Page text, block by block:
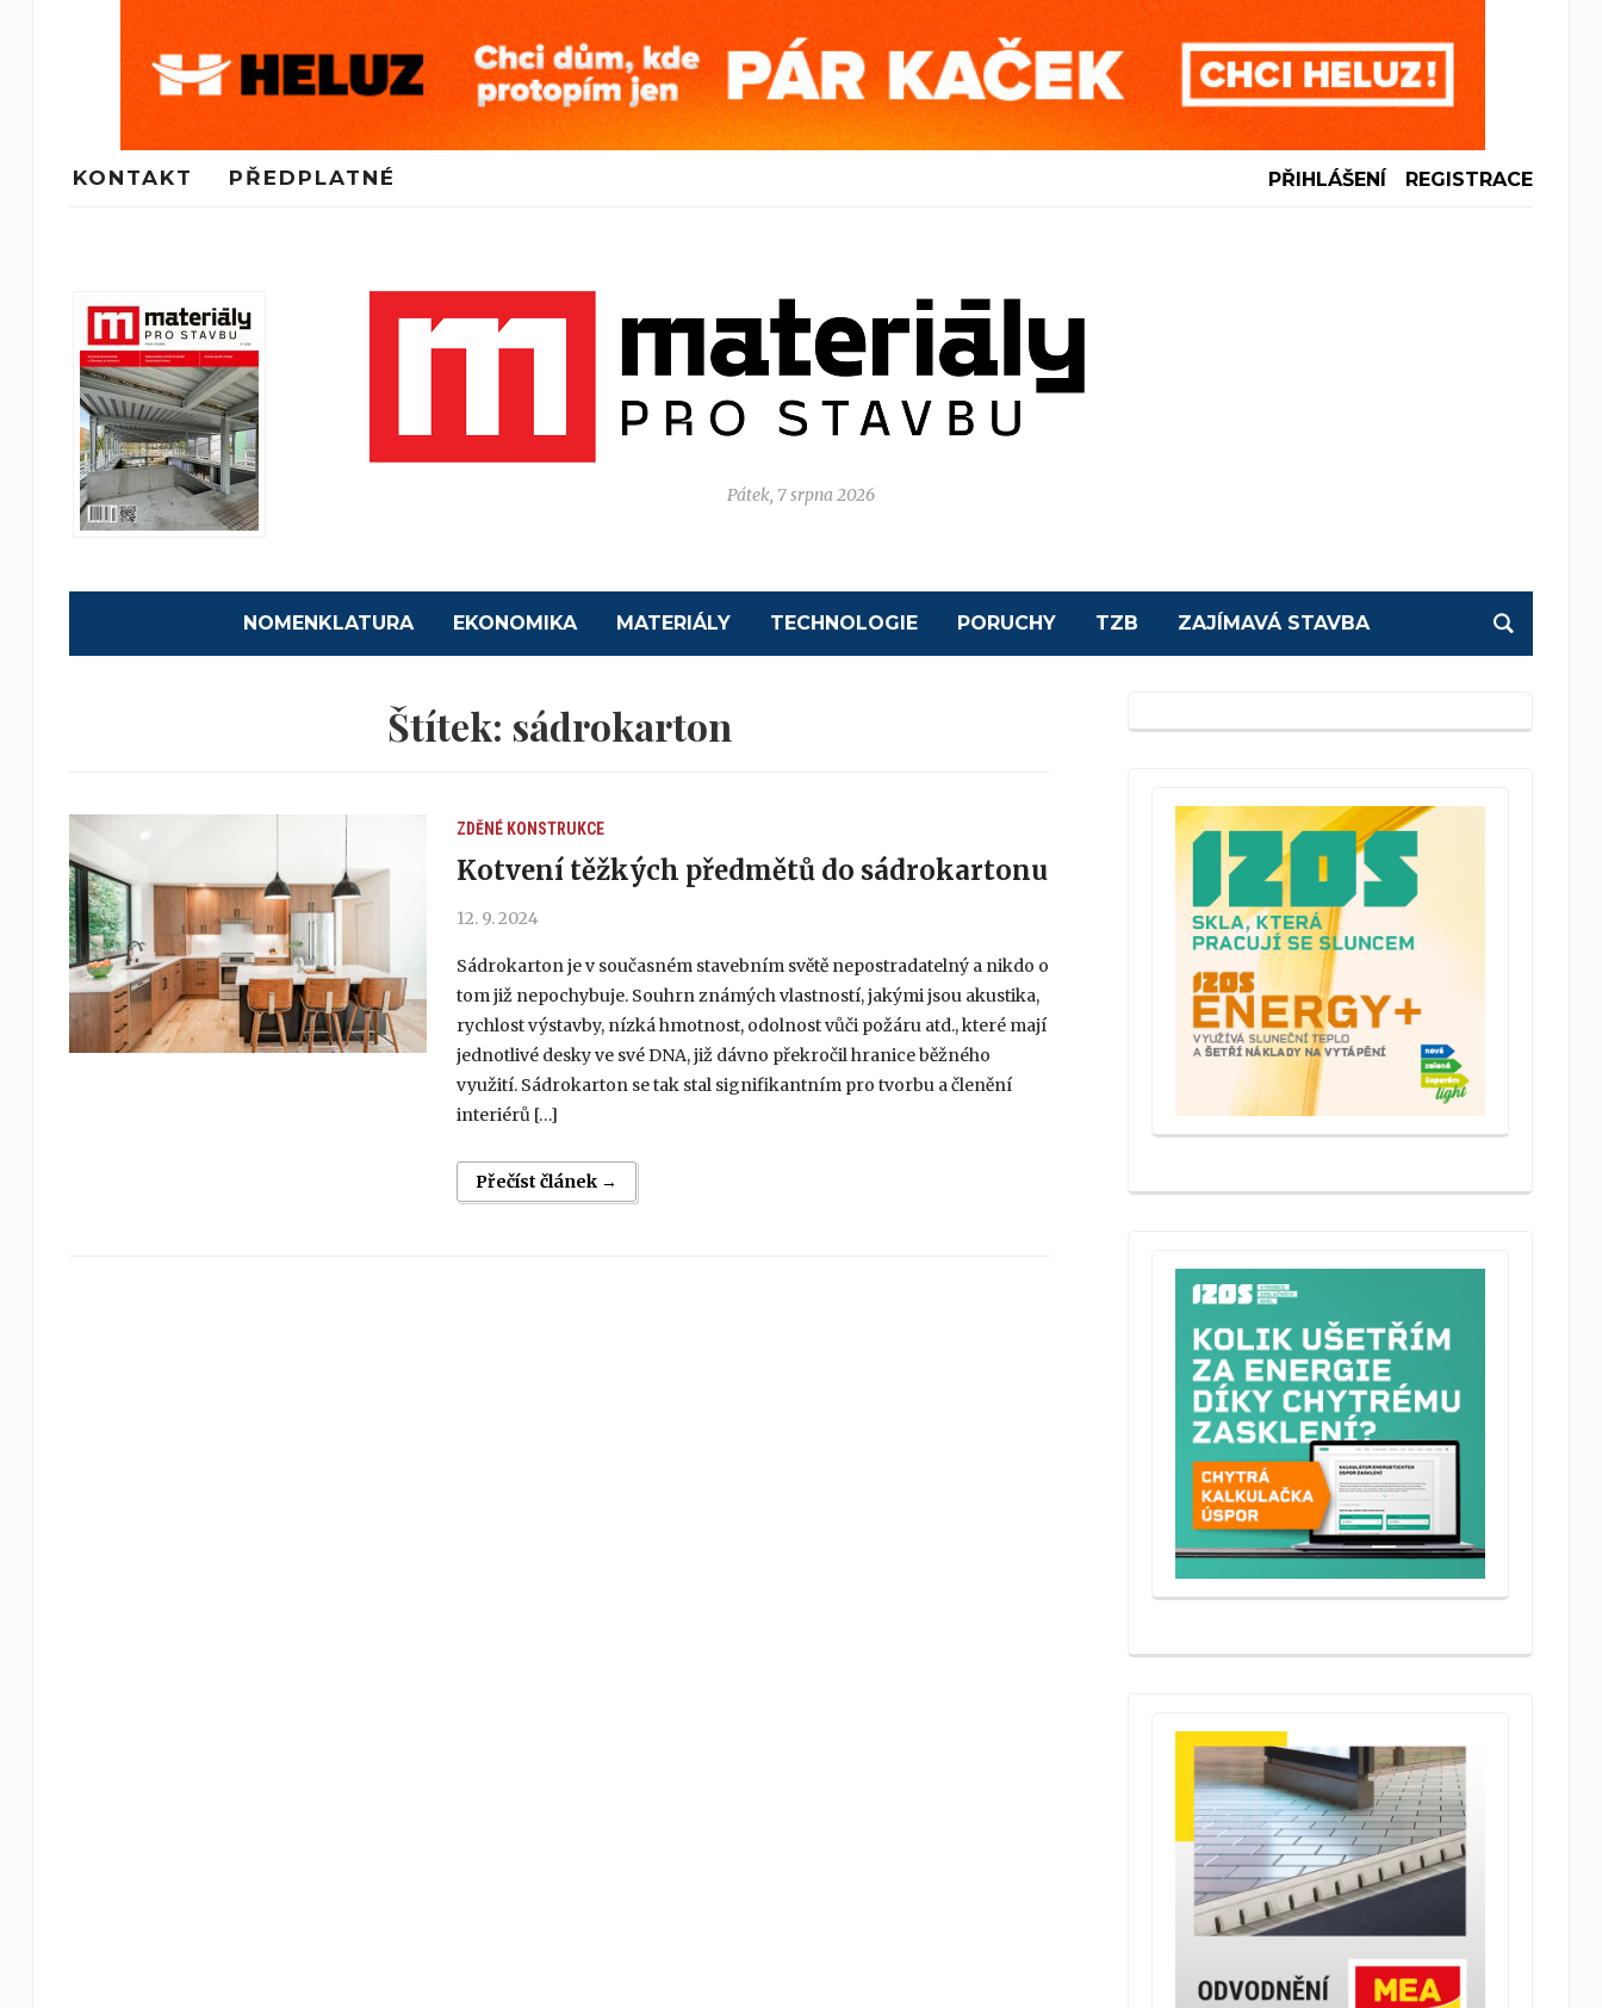
KONTAKT PŘEDPLATNÉ PŘIHLÁŠENÍ REGISTRACE
Pátek, 7 srpna 2026
NOMENKLATURA EKONOMIKA MATERIÁLY TECHNOLOGIE PORUCHY TZB ZAJÍMAVÁ STAVBA
Štítek: sádrokarton
ZDĚNÉ KONSTRUKCE
Kotvení těžkých předmětů do sádrokartonu
12. 9. 2024
Sádrokarton je v současném stavebním světě nepostradatelný a nikdo o
tom již nepochybuje. Souhrn známých vlastností, jakými jsou akustika,
rychlost výstavby, nízká hmotnost, odolnost vůči požáru atd., které mají
jednotlivé desky ve své DNA, již dávno překročil hranice běžného
využití. Sádrokarton se tak stal signifikantním pro tvorbu a členění
interiérů […]
Přečíst článek →